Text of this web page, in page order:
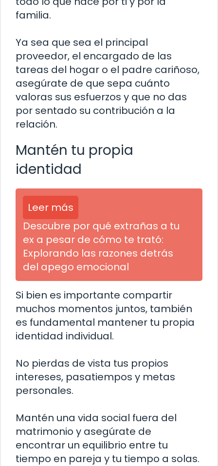
familia.
Ya sea que sea el principal
proveedor, el encargado de las
tareas del hogar o el padre cariñoso,
asegúrate de que sepa cuánto
valoras sus esfuerzos y que no das
por sentado su contribución a la
relación.
Mantén tu propia
identidad
Leer más
Descubre por qué extrañas a tu
ex a pesar de cómo te trató:
Explorando las razones detrás
del apego emocional
Si bien es importante compartir
muchos momentos juntos, también
es fundamental mantener tu propia
identidad individual.
No pierdas de vista tus propios
intereses, pasatiempos y metas
personales.
Mantén una vida social fuera del
matrimonio y asegúrate de
encontrar un equilibrio entre tu
tiempo en pareja y tu tiempo a solas.